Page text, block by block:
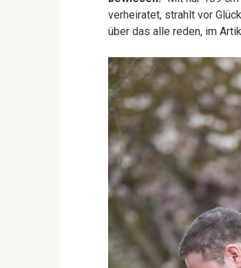
verheiratet, strahlt vor
über das alle reden, im